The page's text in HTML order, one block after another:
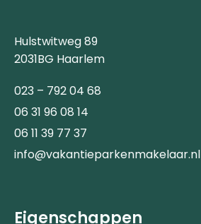
Hulstwitweg 89
2031BG Haarlem
023 – 792 04 68
06 31 96 08 14
06 11 39 77 37
info@vakantieparkenmakelaar.nl
Eigenschappen